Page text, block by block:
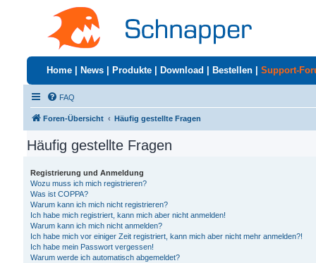
Home News Produkte Download Bestellen Support-
FAQ
Foren-Übersicht Häufig gestellte Fragen
Häufig gestellte Fragen
Registrierung und Anmeldung
Wozu muss ich mich registrieren?
Was ist COPPA?
Warum kann ich mich nicht registrieren?
Ich habe mich registriert, kann mich aber nicht anmelden!
Warum kann ich mich nicht anmelden?
Ich habe mich vor einiger Zeit registriert, kann mich aber nicht mehr anmelden?!
Ich habe mein Passwort vergessen!
Warum werde ich automatisch abgemeldet?